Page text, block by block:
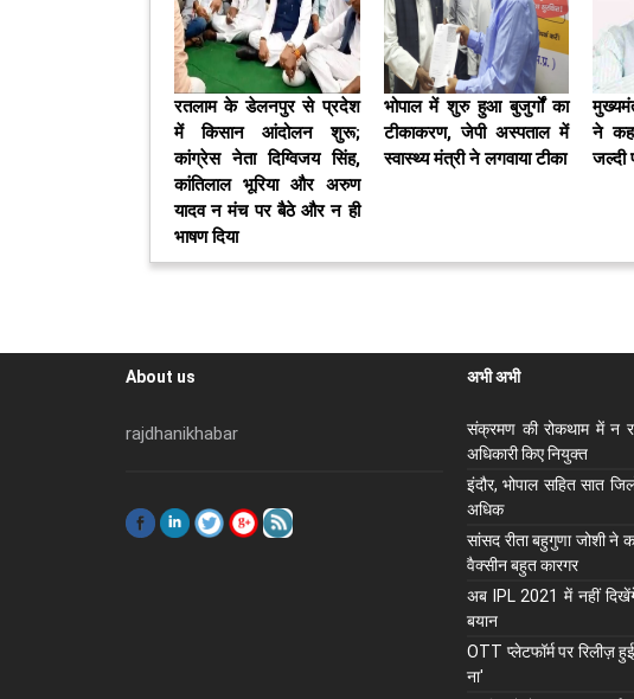
रतलाम के डेलनपुर से प्रदेश
में किसान आंदोलन शुरू;
कांग्रेस नेता दिग्विजय सिंह,
कांतिलाल भूरिया और अरुण
यादव न मंच पर बैठे और न ही
भाषण दिया
भोपाल में शुरु हुआ बुजुर्गों का
टीकाकरण, जेपी अस्‍पताल में
स्‍वास्‍थ्‍य मंत्री ने लगवाया टीका
ने
जल्‍दी
About us
rajdhanikhabar
अभी अभी
संक्रमण की रोकथाम में न
अधिकारी किए नियुक्‍त
इंदौर, भोपाल सहित सात
अधिक
सांसद रीता बहुगुणा जोशी
वैक्सीन बहुत कारगर
अब IPL 2021 में नहीं
बयान
OTT प्लेटफॉर्म पर रिलीज़
ना'